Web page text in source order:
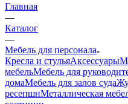
Главная
—
Каталог
—
Мебель для персонала
Кресла и стульяАксессуары
мебельМебель для
домаМебель для залов суда
ресепшнМеталлическая